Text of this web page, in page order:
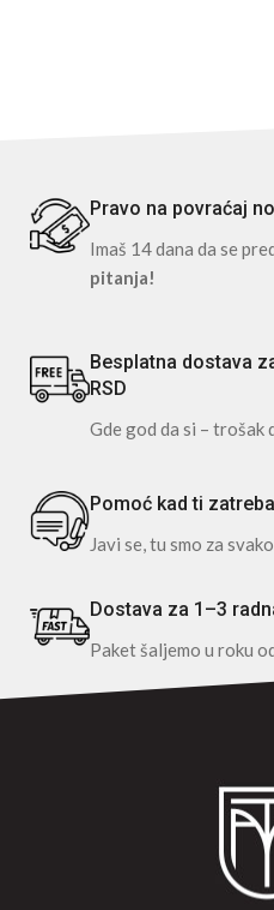
Pravo na povraćaj
Imaš 14 dana da se
pitanja!
Besplatna dostava
RSD
Gde god da si – trošak
Pomoć kad ti zatreba
Javi se, tu smo za
Dostava za 1–3
Paket šaljemo u roku